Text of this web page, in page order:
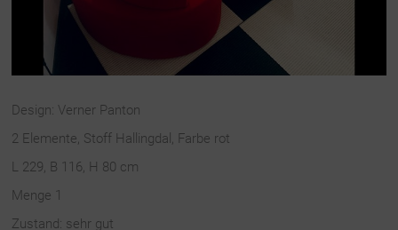
Design: Verner Panton
2 Elemente, Stoff Hallingdal, Farbe rot
L 229, B 116, H 80 cm
Menge 1
Zustand: sehr gut